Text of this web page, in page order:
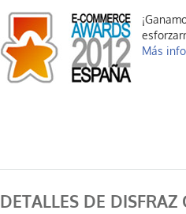
Más
DETALLES DE